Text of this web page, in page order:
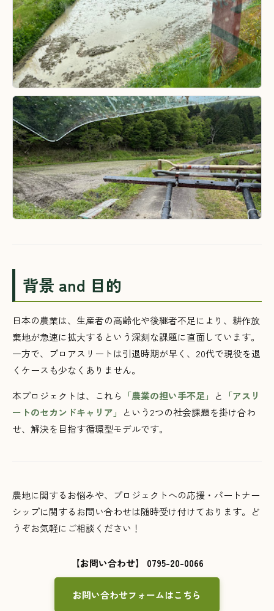
背景 and 目的
日本の農業は、生産者の高齢化や後継者不足により、耕作放
棄地が急速に拡大するという深刻な課題に直面しています。
一方で、プロアスリートは引退時期が早く、20代で現役を退
くケースも少なくありません。
本プロジェクトは、これら
「農業の担い手不足」 と
「アスリ
ートのセカンドキャリア」
という2つの社会課題を掛け合わ
せ、解決を目指す循環型モデルです。
農地に関するお悩みや、プロジェクトへの応援・パートナー
シップに関するお問い合わせは随時受け付けております。ど
うぞお気軽にご相談ください！
【お問い合わせ】 0795-20-0066
お問い合わせフォームはこちら